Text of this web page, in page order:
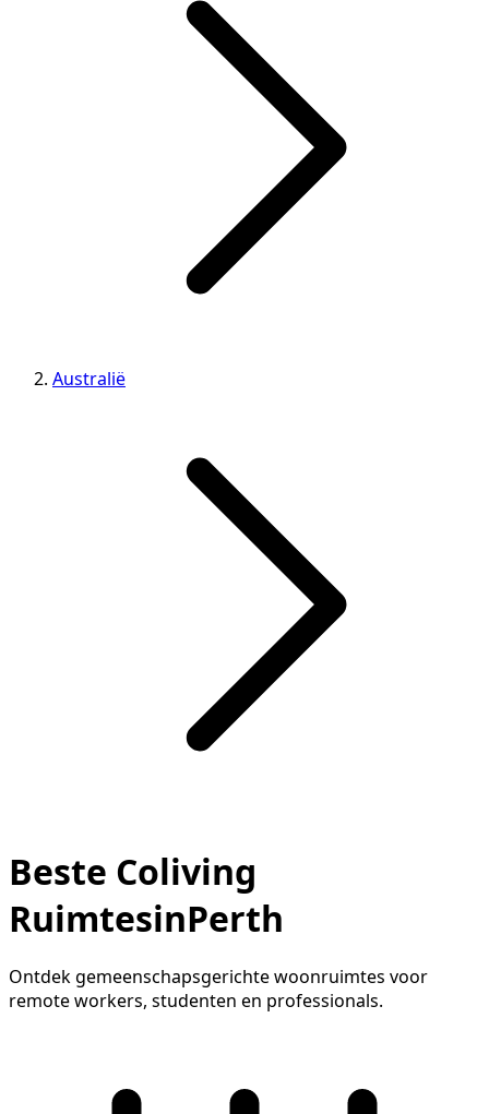
Australië
Beste Coliving
RuimtesinPerth
Ontdek gemeenschapsgerichte woonruimtes voor
remote workers, studenten en professionals.